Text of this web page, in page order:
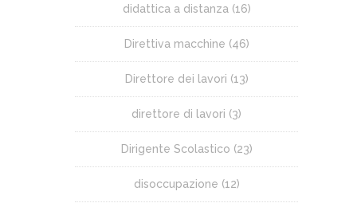
didattica a distanza (16)
Direttiva macchine (46)
Direttore dei lavori (13)
direttore di lavori (3)
Dirigente Scolastico (23)
disoccupazione (12)